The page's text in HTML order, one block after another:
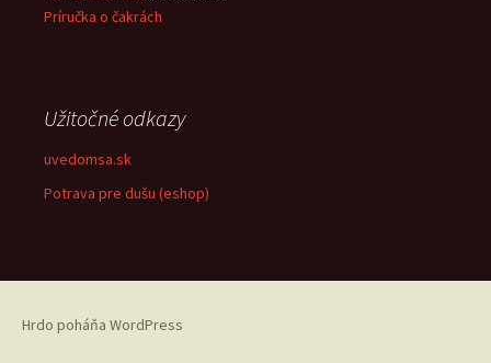
Príručka o čakrách
Užitočné odkazy
uvedomsa.sk
Potrava pre dušu (eshop)
Hrdo poháňa WordPress